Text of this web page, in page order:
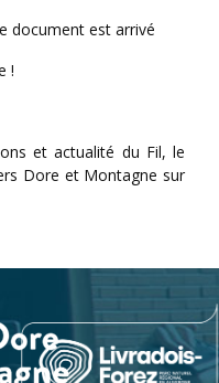
document est arrivé
!
et actualité du Fil, le
Dore et Montagne sur